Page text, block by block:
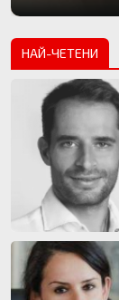
НАЙ-ЧЕТЕНИ